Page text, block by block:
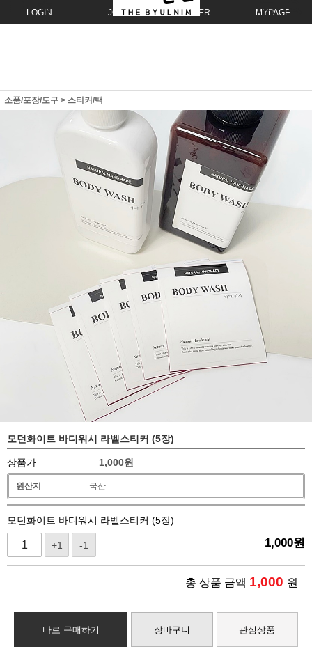
LOGIN JOIN ORDER MYPAGE
소품/포장/도구 > 스티커/택
모던화이트 바디워시 라벨스티커 (5장)
상품가 1,000원
원산지 국산
모던화이트 바디워시 라벨스티커 (5장)
+1 -1 1,000원
총 상품 금액 1,000 원
바로 구매하기 장바구니 관심상품